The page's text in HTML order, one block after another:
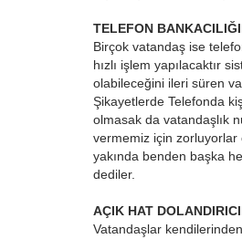
TELEFON
Birçok vatandaş ise
hızlı işlem yapılacaktır
olabileceğini ileri süren
Şikayetlerde Telefonda
olmasak da vatandaşlık
vermemiz için zorluyorlar
yakında benden başka
dediler.
AÇIK HAT
Vatandaşlar
Magazin